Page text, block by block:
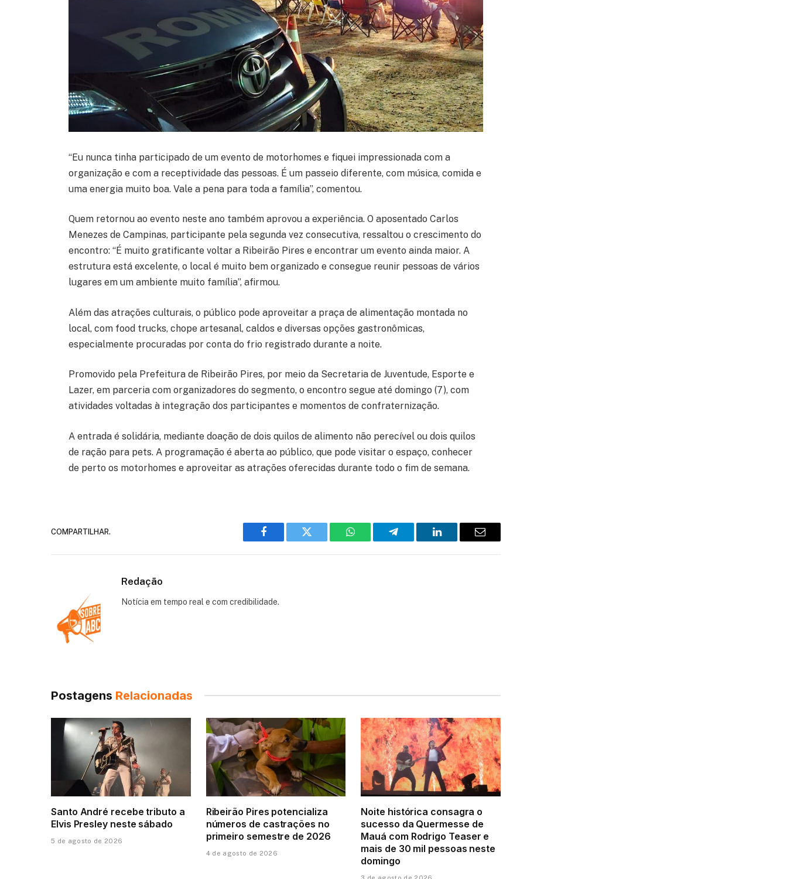
“Eu nunca tinha participado de um evento de motorhomes e fiquei impressionada com a
organização e com a receptividade das pessoas. É um passeio diferente, com música, comida e
uma energia muito boa. Vale a pena para toda a família”, comentou.
Quem retornou ao evento neste ano também aprovou a experiência. O aposentado Carlos
Menezes de Campinas, participante pela segunda vez consecutiva, ressaltou o crescimento do
encontro: “É muito gratificante voltar a Ribeirão Pires e encontrar um evento ainda maior. A
estrutura está excelente, o local é muito bem organizado e consegue reunir pessoas de vários
lugares em um ambiente muito família”, afirmou.
Além das atrações culturais, o público pode aproveitar a praça de alimentação montada no
local, com food trucks, chope artesanal, caldos e diversas opções gastronômicas,
especialmente procuradas por conta do frio registrado durante a noite.
Promovido pela Prefeitura de Ribeirão Pires, por meio da Secretaria de Juventude, Esporte e
Lazer, em parceria com organizadores do segmento, o encontro segue até domingo (7), com
atividades voltadas à integração dos participantes e momentos de confraternização.
A entrada é solidária, mediante doação de dois quilos de alimento não perecível ou dois quilos
de ração para pets. A programação é aberta ao público, que pode visitar o espaço, conhecer
de perto os motorhomes e aproveitar as atrações oferecidas durante todo o fim de semana.
COMPARTILHAR.
Facebook Twitter WhatsAppTelegram LinkedIn Email
Redação
Notícia em tempo real e com credibilidade.
Postagens Relacionadas
Santo André recebe tributo a
Elvis Presley neste sábado
5 de agosto de 2026
Ribeirão Pires potencializa
números de castrações no
primeiro semestre de 2026
4 de agosto de 2026
Noite histórica consagra o
sucesso da Quermesse de
Mauá com Rodrigo Teaser e
mais de 30 mil pessoas neste
domingo